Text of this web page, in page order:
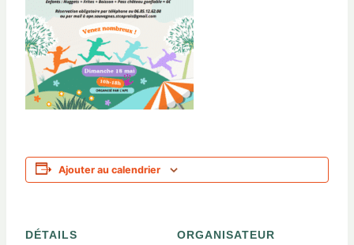
Ajouter au calendrier
DÉTAILS ORGANISATEUR